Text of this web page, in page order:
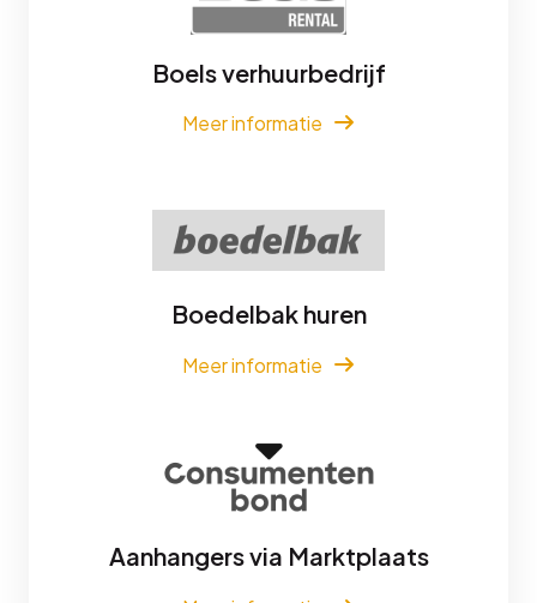
Boels verhuurbedrijf
Meer informatie
Boedelbak huren
Meer informatie
Aanhangers via Marktplaats